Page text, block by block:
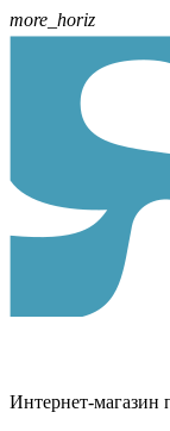
more_horiz
Интернет-магазин